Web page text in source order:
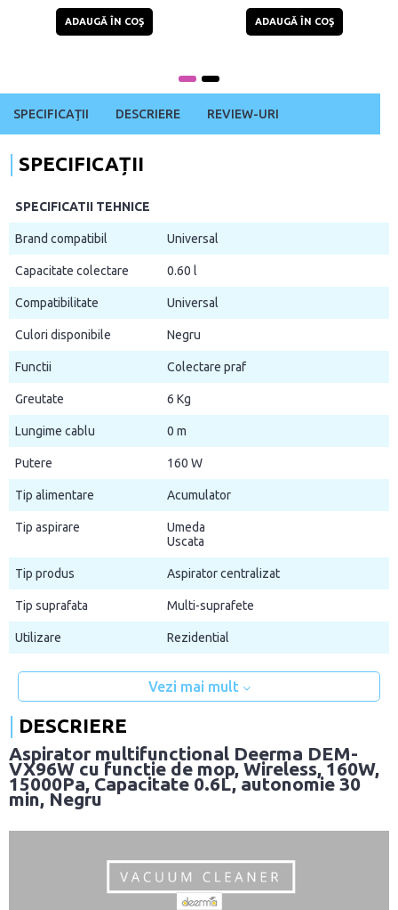
ADAUGĂ ÎN COŞ ADAUGĂ ÎN COŞ
SPECIFICAȚII DESCRIERE REVIEW-URI
SPECIFICAȚII
SPECIFICATII TEHNICE
Brand compatibil Universal
Capacitate colectare 0.60 l
Compatibilitate Universal
Culori disponibile Negru
Functii Colectare praf
Greutate 6 Kg
Lungime cablu 0 m
Putere 160 W
Tip alimentare Acumulator
Tip aspirare
Umeda
Uscata
Tip produs Aspirator centralizat
Tip suprafata Multi-suprafete
Utilizare Rezidential
Vezi mai mult
DESCRIERE
Aspirator multifunctional Deerma DEM-
VX96W cu functie de mop, Wireless, 160W,
15000Pa, Capacitate 0.6L, autonomie 30
min, Negru